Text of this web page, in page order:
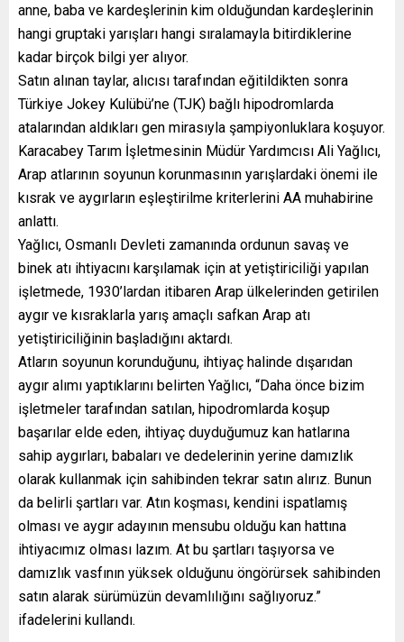
anne, baba ve kardeşlerinin kim olduğundan kardeşlerinin
hangi gruptaki yarışları hangi sıralamayla bitirdiklerine
kadar birçok bilgi yer alıyor.
Satın alınan taylar, alıcısı tarafından eğitildikten sonra
Türkiye Jokey Kulübü’ne (TJK) bağlı hipodromlarda
atalarından aldıkları gen mirasıyla şampiyonluklara koşuyor.
Karacabey Tarım İşletmesinin Müdür Yardımcısı Ali Yağlıcı,
Arap atlarının soyunun korunmasının yarışlardaki önemi ile
kısrak ve aygırların eşleştirilme kriterlerini AA muhabirine
anlattı.
Yağlıcı, Osmanlı Devleti zamanında ordunun savaş ve
binek atı ihtiyacını karşılamak için at yetiştiriciliği yapılan
işletmede, 1930’lardan itibaren Arap ülkelerinden getirilen
aygır ve kısraklarla yarış amaçlı safkan Arap atı
yetiştiriciliğinin başladığını aktardı.
Atların soyunun korunduğunu, ihtiyaç halinde dışarıdan
aygır alımı yaptıklarını belirten Yağlıcı, “Daha önce bizim
işletmeler tarafından satılan, hipodromlarda koşup
başarılar elde eden, ihtiyaç duyduğumuz kan hatlarına
sahip aygırları, babaları ve dedelerinin yerine damızlık
olarak kullanmak için sahibinden tekrar satın alırız. Bunun
da belirli şartları var. Atın koşması, kendini ispatlamış
olması ve aygır adayının mensubu olduğu kan hattına
ihtiyacımız olması lazım. At bu şartları taşıyorsa ve
damızlık vasfının yüksek olduğunu öngörürsek sahibinden
satın alarak sürümüzün devamlılığını sağlıyoruz.”
ifadelerini kullandı.